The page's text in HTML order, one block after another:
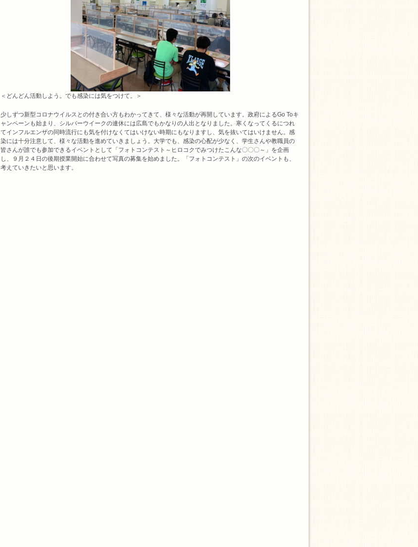
＜どんどん活動しよう。でも感染には気をつけて。＞
少しずつ新型コロナウイルスとの付き合い方もわかってきて、様々な活動が再開しています。政府によるGo Toキ
ャンペーンも始まり、シルバーウイークの連休には広島でもかなりの人出となりました。寒くなってくるにつれ
てインフルエンザの同時流行にも気を付けなくてはいけない時期にもなりますし、気を抜いてはいけません。感
染には十分注意して、様々な活動を進めていきましょう。大学でも、感染の心配が少なく、学生さんや教職員の
皆さんが誰でも参加できるイベントとして「フォトコンテスト～ヒロコクでみつけたこんな〇〇〇～」を企画
し、９月２４日の後期授業開始に合わせて写真の募集を始めました。「フォトコンテスト」の次のイベントも、
考えていきたいと思います。